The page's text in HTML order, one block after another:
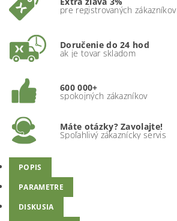
pre registrovaných zákazníkov
Doručenie do 24 hod
ak je tovar skladom
600 000+
spokojných zákazníkov
Máte otázky? Zavolajte!
Spoľahlivý zákaznícky servis
POPIS
PARAMETRE
DISKUSIA